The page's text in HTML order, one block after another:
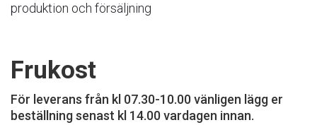
produktion och försäljning
Frukost
För leverans från kl 07.30-10.00 vänligen lägg er
beställning senast kl 14.00 vardagen innan.